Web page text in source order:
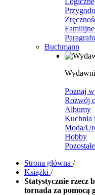
Familijne
Buchmann
Poznaj
Rozwój
Albumy
Kuchnia
Moda/
Hobby
Pozostałe
Strona główna /
Książki /
Statystycznie rzecz
tornada za pomocą